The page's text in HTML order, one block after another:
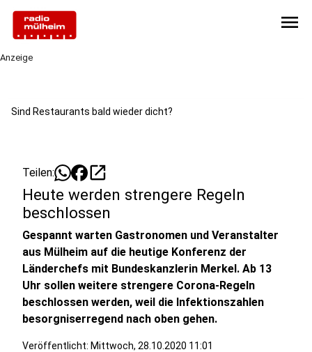
menu
Anzeige
Sind Restaurants bald wieder dicht?
Teilen: open_in_new
Heute werden strengere Regeln
beschlossen
Gespannt warten Gastronomen und Veranstalter
aus Mülheim auf die heutige Konferenz der
Länderchefs mit Bundeskanzlerin Merkel. Ab 13
Uhr sollen weitere strengere Corona-Regeln
beschlossen werden, weil die Infektionszahlen
besorgniserregend nach oben gehen.
Veröffentlicht: Mittwoch, 28.10.2020 11:01